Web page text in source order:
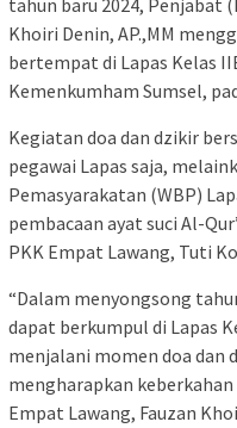
Khoiri Denin, AP.,MM
bertempat di Lapas Kelas
Kemenkumham Sumsel,
Kegiatan doa dan dzikir
pegawai Lapas saja,
Pemasyarakatan (WBP)
pembacaan ayat suci Al-
PKK Empat Lawang, Tuti
“Dalam menyongsong
dapat berkumpul di Lapas
menjalani momen doa dan
mengharapkan keberkahan
Empat Lawang, Fauzan